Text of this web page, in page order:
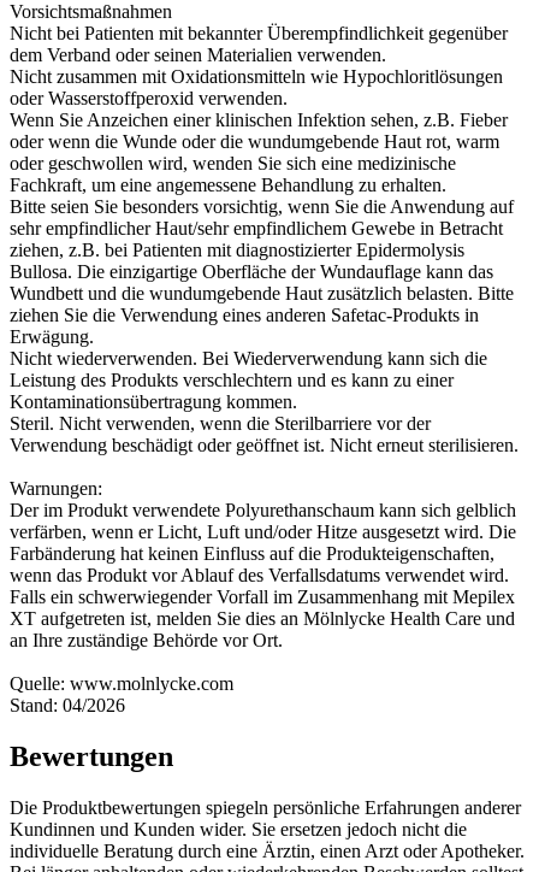
Vorsichtsmaßnahmen
Nicht bei Patienten mit bekannter Überempfindlichkeit gegenüber
dem Verband oder seinen Materialien verwenden.
Nicht zusammen mit Oxidationsmitteln wie Hypochloritlösungen
oder Wasserstoffperoxid verwenden.
Wenn Sie Anzeichen einer klinischen Infektion sehen, z.B. Fieber
oder wenn die Wunde oder die wundumgebende Haut rot, warm
oder geschwollen wird, wenden Sie sich eine medizinische
Fachkraft, um eine angemessene Behandlung zu erhalten.
Bitte seien Sie besonders vorsichtig, wenn Sie die Anwendung auf
sehr empfindlicher Haut/sehr empfindlichem Gewebe in Betracht
ziehen, z.B. bei Patienten mit diagnostizierter Epidermolysis
Bullosa. Die einzigartige Oberfläche der Wundauflage kann das
Wundbett und die wundumgebende Haut zusätzlich belasten. Bitte
ziehen Sie die Verwendung eines anderen Safetac-Produkts in
Erwägung.
Nicht wiederverwenden. Bei Wiederverwendung kann sich die
Leistung des Produkts verschlechtern und es kann zu einer
Kontaminationsübertragung kommen.
Steril. Nicht verwenden, wenn die Sterilbarriere vor der
Verwendung beschädigt oder geöffnet ist. Nicht erneut sterilisieren.
Warnungen:
Der im Produkt verwendete Polyurethanschaum kann sich gelblich
verfärben, wenn er Licht, Luft und/oder Hitze ausgesetzt wird. Die
Farbänderung hat keinen Einfluss auf die Produkteigenschaften,
wenn das Produkt vor Ablauf des Verfallsdatums verwendet wird.
Falls ein schwerwiegender Vorfall im Zusammenhang mit Mepilex
XT aufgetreten ist, melden Sie dies an Mölnlycke Health Care und
an Ihre zuständige Behörde vor Ort.
Quelle: www.molnlycke.com
Stand: 04/2026
Bewertungen
Die Produktbewertungen spiegeln persönliche Erfahrungen anderer
Kundinnen und Kunden wider. Sie ersetzen jedoch nicht die
individuelle Beratung durch eine Ärztin, einen Arzt oder Apotheker.